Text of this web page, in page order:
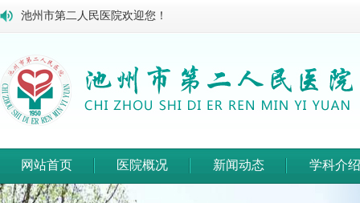
池州市第二人民医院欢迎您！
网站首页 医院概况 新闻动态 学科介绍